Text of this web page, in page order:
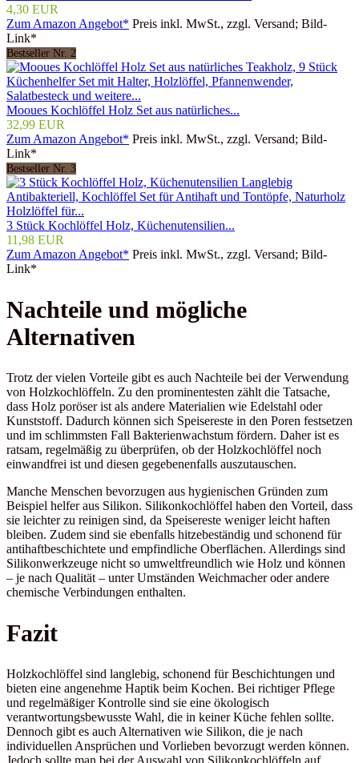
4,30 EUR
Zum Amazon Angebot* Preis inkl. MwSt., zzgl. Versand; Bild-
Link*
Bestseller Nr. 2
Mooues Kochlöffel Holz Set aus natürliches...
32,99 EUR
Zum Amazon Angebot* Preis inkl. MwSt., zzgl. Versand; Bild-
Link*
Bestseller Nr. 3
3 Stück Kochlöffel Holz, Küchenutensilien...
11,98 EUR
Zum Amazon Angebot* Preis inkl. MwSt., zzgl. Versand; Bild-
Link*
Nachteile und mögliche
Alternativen
Trotz der vielen Vorteile gibt es auch Nachteile bei der Verwendung
von Holzkochlöffeln. Zu den prominentesten zählt die Tatsache,
dass Holz poröser ist als andere Materialien wie Edelstahl oder
Kunststoff. Dadurch können sich Speisereste in den Poren festsetzen
und im schlimmsten Fall Bakterienwachstum fördern. Daher ist es
ratsam, regelmäßig zu überprüfen, ob der Holzkochlöffel noch
einwandfrei ist und diesen gegebenenfalls auszutauschen.
Manche Menschen bevorzugen aus hygienischen Gründen zum
Beispiel helfer aus Silikon. Silikonkochlöffel haben den Vorteil, dass
sie leichter zu reinigen sind, da Speisereste weniger leicht haften
bleiben. Zudem sind sie ebenfalls hitzebeständig und schonend für
antihaftbeschichtete und empfindliche Oberflächen. Allerdings sind
Silikonwerkzeuge nicht so umweltfreundlich wie Holz und können
– je nach Qualität – unter Umständen Weichmacher oder andere
chemische Verbindungen enthalten.
Fazit
Holzkochlöffel sind langlebig, schonend für Beschichtungen und
bieten eine angenehme Haptik beim Kochen. Bei richtiger Pflege
und regelmäßiger Kontrolle sind sie eine ökologisch
verantwortungsbewusste Wahl, die in keiner Küche fehlen sollte.
Dennoch gibt es auch Alternativen wie Silikon, die je nach
individuellen Ansprüchen und Vorlieben bevorzugt werden können.
Jedoch sollte man bei der Auswahl von Silikonkochlöffeln auf